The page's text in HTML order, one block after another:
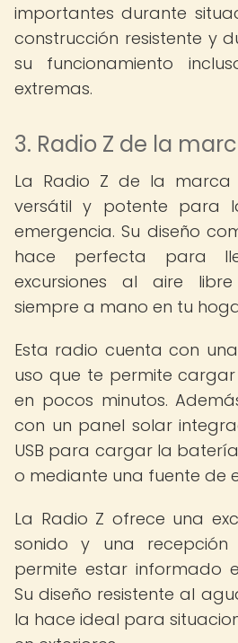
importantes durante
construcción resistente y
su funcionamiento
extremas.
3. Radio Z de la
La Radio Z de la
versátil y potente para
emergencia. Su diseño
hace perfecta para
excursiones al aire
siempre a mano en tu
Esta radio cuenta con
uso que te permite
en pocos minutos.
con un panel solar
USB para cargar la
o mediante una fuente de
La Radio Z ofrece una
sonido y una
permite estar informado
Su diseño resistente al
la hace ideal para